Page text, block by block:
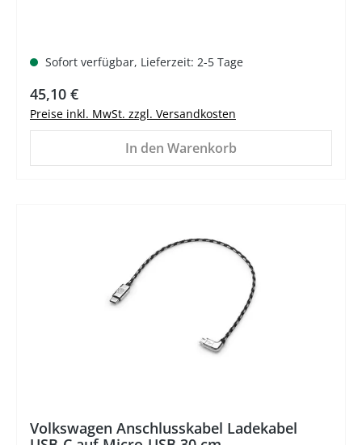
Sofort verfügbar, Lieferzeit: 2-5 Tage
Regulärer Preis:
45,10 €
Preise inkl. MwSt. zzgl. Versandkosten
In den Warenkorb
Volkswagen Anschlusskabel Ladekabel